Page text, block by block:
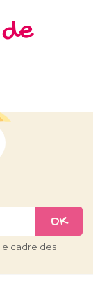
d
e
Fizz
cadre des